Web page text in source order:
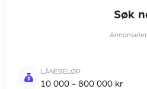
Søk
LÅNEBELØP
10 000 - 800 000 kr